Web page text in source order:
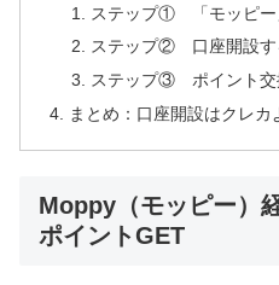
ステップ① 「モッピー
ステップ② 口座開設す
ステップ③ ポイント交
まとめ：口座開設はクレカ
Moppy（モッピー）
ポイントGET